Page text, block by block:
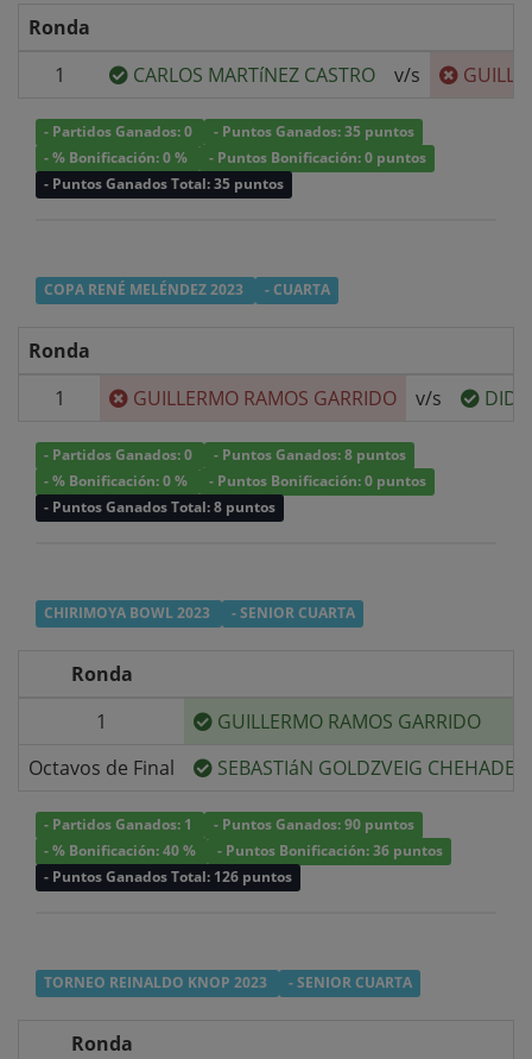
Ronda
1
CARLOS MARTíNEZ CASTRO v/s
- Partidos Ganados: 0
- Puntos Ganados: 35 puntos
- % Bonificación: 0 %
- Puntos Bonificación: 0 puntos
- Puntos Ganados Total: 35 puntos
COPA RENÉ MELÉNDEZ 2023 - CUARTA
Ronda
1
GUILLERMO RAMOS GARRIDO v/s
- Partidos Ganados: 0
- Puntos Ganados: 8 puntos
- % Bonificación: 0 %
- Puntos Bonificación: 0 puntos
- Puntos Ganados Total: 8 puntos
CHIRIMOYA BOWL 2023 - SENIOR CUARTA
Ronda
1
GUILLERMO RAMOS GARRIDO
Octavos de Final
SEBASTIáN GOLDZVEIG CHEHADE
- Partidos Ganados: 1
- Puntos Ganados: 90 puntos
- % Bonificación: 40 %
- Puntos Bonificación: 36 puntos
- Puntos Ganados Total: 126 puntos
TORNEO REINALDO KNOP 2023 - SENIOR CUARTA
Ronda